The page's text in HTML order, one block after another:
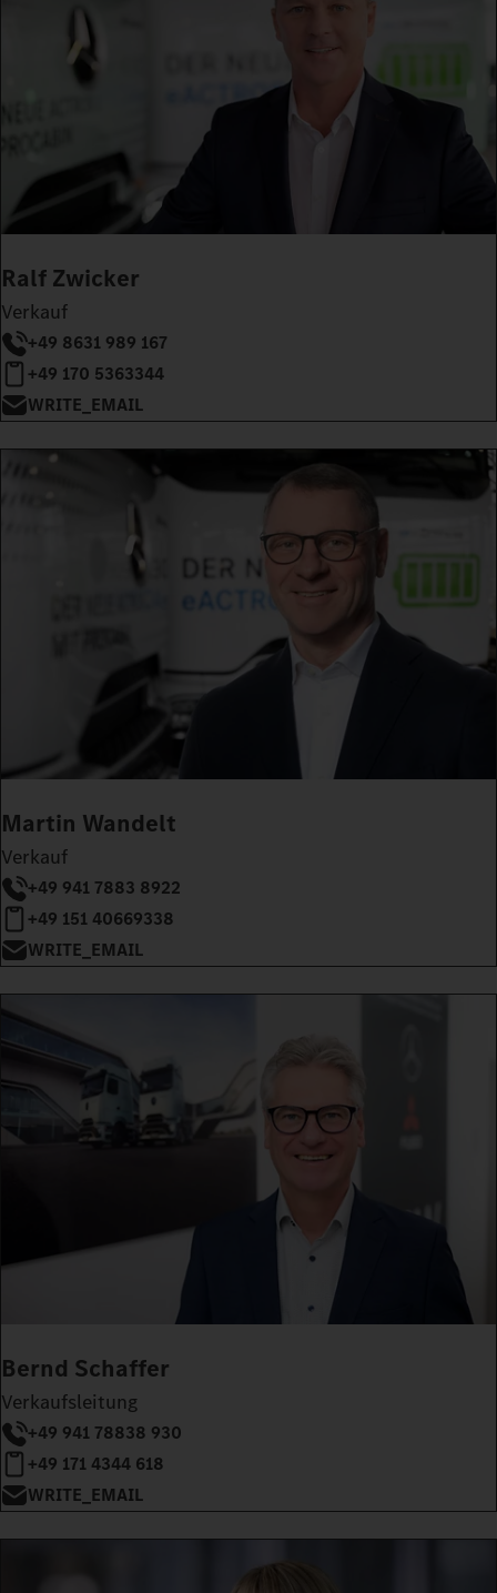
Ralf Zwicker
Verkauf
+49 8631 989 167
+49 170 5363344
WRITE_EMAIL
Martin Wandelt
Verkauf
+49 941 7883 8922
+49 151 40669338
WRITE_EMAIL
Bernd Schaffer
Verkaufsleitung
+49 941 78838 930
+49 171 4344 618
WRITE_EMAIL